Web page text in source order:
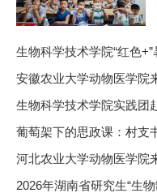
生物科学技术学院“红色
安徽农业大学动物医学院
生物科学技术学院实践团
葡萄架下的思政课：村支
河北农业大学动物医学院
2026年湖南省研究生“生